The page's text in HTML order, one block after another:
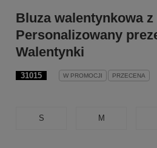
31015 W PROMOCJI PRZECENA
Bluza walentynkowa
Personalizowany
Walentynki
S M